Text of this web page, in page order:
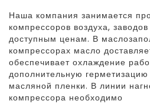
Наша компания занимается
компрессоров воздуха, заводов
доступным ценам. В
компрессорах масло
обеспечивает охлаждение
дополнительную герметизацию
масляной пленки. В линии
компрессора необходимо